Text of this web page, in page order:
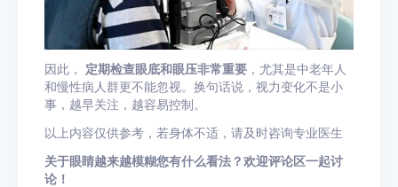
因此， 定期检查眼底和眼压非常重要 ，尤其是中老年人
和慢性病人群更不能忽视。换句话说，视力变化不是小
事，越早关注，越容易控制。
以上内容仅供参考，若身体不适，请及时咨询专业医生
关于眼睛越来越模糊您有什么看法？欢迎评论区一起讨
论！